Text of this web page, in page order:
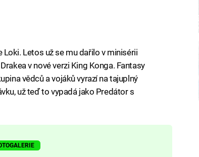
Loki. Letos už se mu dařilo v minisérii
v nové verzi King Konga. Fantasy
vědců a vojáků vyrazí na tajuplný
už teď to vypadá jako Predátor s